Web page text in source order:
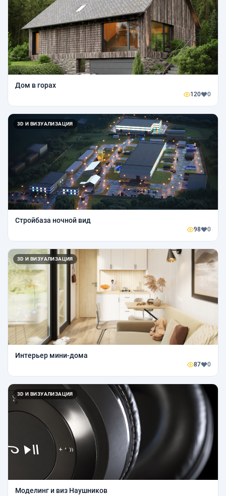
Дом в горах
120 0
3D И ВИЗУАЛИЗАЦИЯ
Стройбаза ночной вид
98 0
3D И ВИЗУАЛИЗАЦИЯ
Интерьер мини-дома
87 0
3D И ВИЗУАЛИЗАЦИЯ
Моделинг и виз Наушников